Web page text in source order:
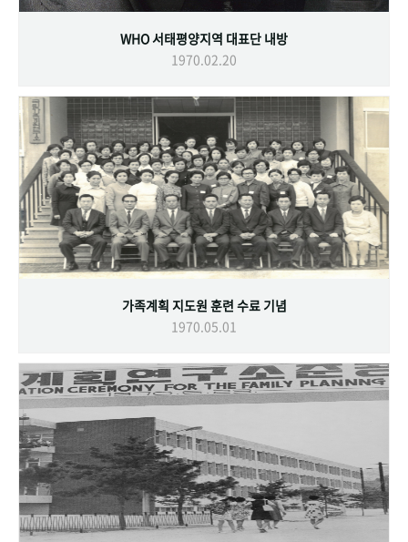
WHO 서태평양지역 대표단 내방
1970.02.20
가족계획 지도원 훈련 수료 기념
1970.05.01